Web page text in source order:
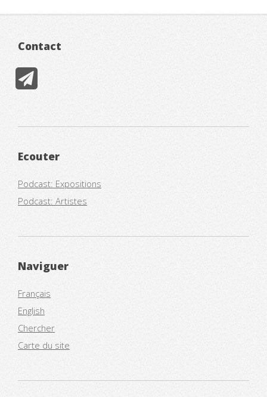
Contact
Ecouter
Podcast: Expositions
Podcast: Artistes
Naviguer
Français
English
Chercher
Carte du site